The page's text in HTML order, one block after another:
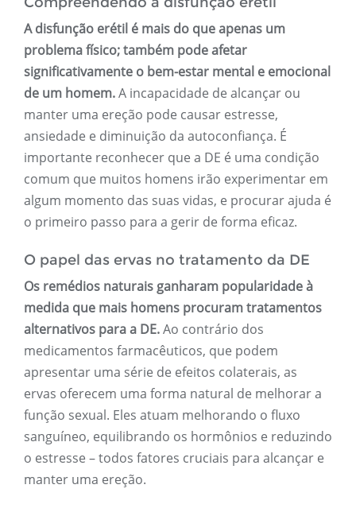
A disfunção erétil é mais do que apenas um
problema físico; também pode afetar
significativamente o bem-estar mental e emocional
de um homem.A incapacidade de alcançar ou
manter uma ereção pode causar estresse,
ansiedade e diminuição da autoconfiança. É
importante reconhecer que a DE é uma condição
comum que muitos homens irão experimentar em
algum momento das suas vidas, e procurar ajuda é
o primeiro passo para a gerir de forma eficaz.
O papel das ervas no tratamento da DE
Os remédios naturais ganharam popularidade à
medida que mais homens procuram tratamentos
alternativos para a DE.Ao contrário dos
medicamentos farmacêuticos, que podem
apresentar uma série de efeitos colaterais, as
ervas oferecem uma forma natural de melhorar a
função sexual. Eles atuam melhorando o fluxo
sanguíneo, equilibrando os hormônios e reduzindo
o estresse – todos fatores cruciais para alcançar e
manter uma ereção.